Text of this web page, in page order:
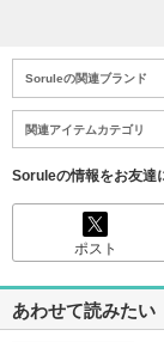
Soruleの関連ブランド
関連アイテムカテゴリ
Soruleの情報をお友達
ポスト
あわせて読みたい